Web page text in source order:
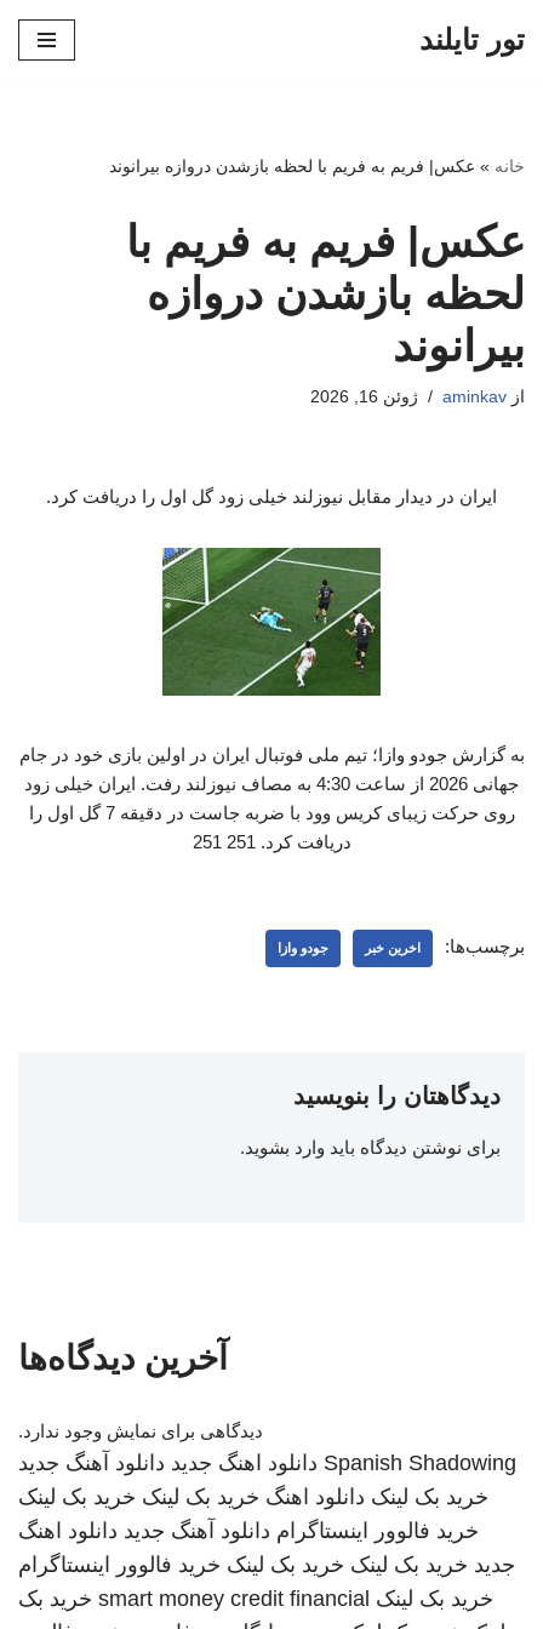
تور تایلند
خانه » عکس| فریم به فریم با لحظه بازشدن دروازه بیرانوند
عکس| فریم به فریم با
لحظه بازشدن دروازه
بیرانوند
از aminkav ژوئن 16, 2026
ایران در دیدار مقابل نیوزلند خیلی زود گل اول را دریافت کرد.
به گزارش جودو وازا؛ تیم ملی فوتبال ایران در اولین بازی خود در جام
جهانی 2026 از ساعت 4:30 به مصاف نیوزلند رفت. ایران خیلی زود
روی حرکت زیبای کریس وود با ضربه جاست در دقیقه 7 گل اول را
دریافت کرد. 251 251
برچسب‌ها: اخرین خبر جودو وازا
دیدگاهتان را بنویسید
برای نوشتن دیدگاه باید وارد بشوید.
آخرین دیدگاه‌ها
دیدگاهی برای نمایش وجود ندارد.
Spanish Shadowing دانلود اهنگ جدید دانلود آهنگ جدید
خرید بک لینک دانلود اهنگ خرید بک لینک خرید بک لینک
خرید فالوور اینستاگرام دانلود آهنگ جدید دانلود اهنگ
جدید خرید بک لینک خرید بک لینک خرید فالوور اینستاگرام
خرید بک لینک smart money credit financial خرید بک